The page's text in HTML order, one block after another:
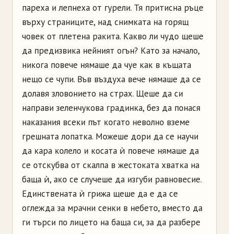
пареха и лепнеха от гурели. Тя притисна ръце
върху страниците, над снимката на горящ
човек от плетена ракита. Какво ли чудо щеше
да предизвика нейният огън? Като за начало,
никога повече нямаше да чуе как в къщата
нещо се чупи. Във въздуха вече нямаше да се
долавя зловонието на страх. Щеше да си
направи зеленчукова градинка, без да понася
наказания всеки път когато неволно вземе
грешната лопатка. Можеше дори да се научи
да кара колело и косата ѝ повече нямаше да
се отскубва от скалпа в жестоката хватка на
баща ѝ, ако се случеше да изгуби равновесие.
Единствената ѝ грижа щеше да е да се
оглежда за мрачни сенки в небето, вместо да
ги търси по лицето на баща си, за да разбере